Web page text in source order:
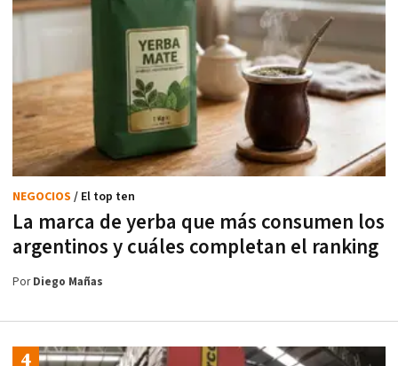
La marca de yerba que más consumen los
argentinos y cuáles completan el ranking
NEGOCIOS / El top ten
PorDiego Mañas